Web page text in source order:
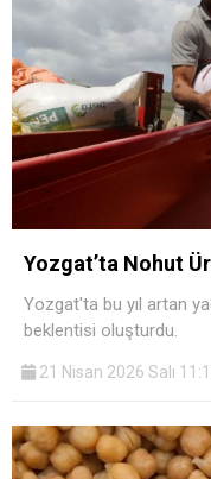
Yozgat’ta Nohut
Yozgat'ta bu yıl artan
beklentisi oluşturdu.
21 Nisan 2026 Salı